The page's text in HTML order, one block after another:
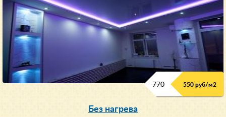
770 550 руб/м2
Без нагрева